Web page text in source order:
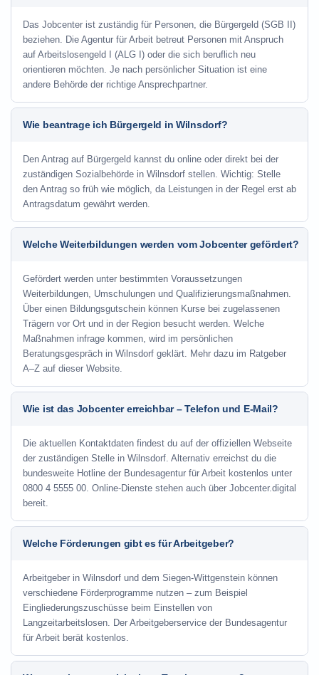
Das Jobcenter ist zuständig für Personen, die Bürgergeld (SGB II)
beziehen. Die Agentur für Arbeit betreut Personen mit Anspruch
auf Arbeitslosengeld I (ALG I) oder die sich beruflich neu
orientieren möchten. Je nach persönlicher Situation ist eine
andere Behörde der richtige Ansprechpartner.
Wie beantrage ich Bürgergeld in Wilnsdorf?
Den Antrag auf Bürgergeld kannst du online oder direkt bei der
zuständigen Sozialbehörde in Wilnsdorf stellen. Wichtig: Stelle
den Antrag so früh wie möglich, da Leistungen in der Regel erst ab
Antragsdatum gewährt werden.
Welche Weiterbildungen werden vom Jobcenter gefördert?
Gefördert werden unter bestimmten Voraussetzungen
Weiterbildungen, Umschulungen und Qualifizierungsmaßnahmen.
Über einen Bildungsgutschein können Kurse bei zugelassenen
Trägern vor Ort und in der Region besucht werden. Welche
Maßnahmen infrage kommen, wird im persönlichen
Beratungsgespräch in Wilnsdorf geklärt. Mehr dazu im Ratgeber
A–Z auf dieser Website.
Wie ist das Jobcenter erreichbar – Telefon und E-Mail?
Die aktuellen Kontaktdaten findest du auf der offiziellen Webseite
der zuständigen Stelle in Wilnsdorf. Alternativ erreichst du die
bundesweite Hotline der Bundesagentur für Arbeit kostenlos unter
0800 4 5555 00. Online-Dienste stehen auch über Jobcenter.digital
bereit.
Welche Förderungen gibt es für Arbeitgeber?
Arbeitgeber in Wilnsdorf und dem Siegen-Wittgenstein können
verschiedene Förderprogramme nutzen – zum Beispiel
Eingliederungszuschüsse beim Einstellen von
Langzeitarbeitslosen. Der Arbeitgeberservice der Bundesagentur
für Arbeit berät kostenlos.